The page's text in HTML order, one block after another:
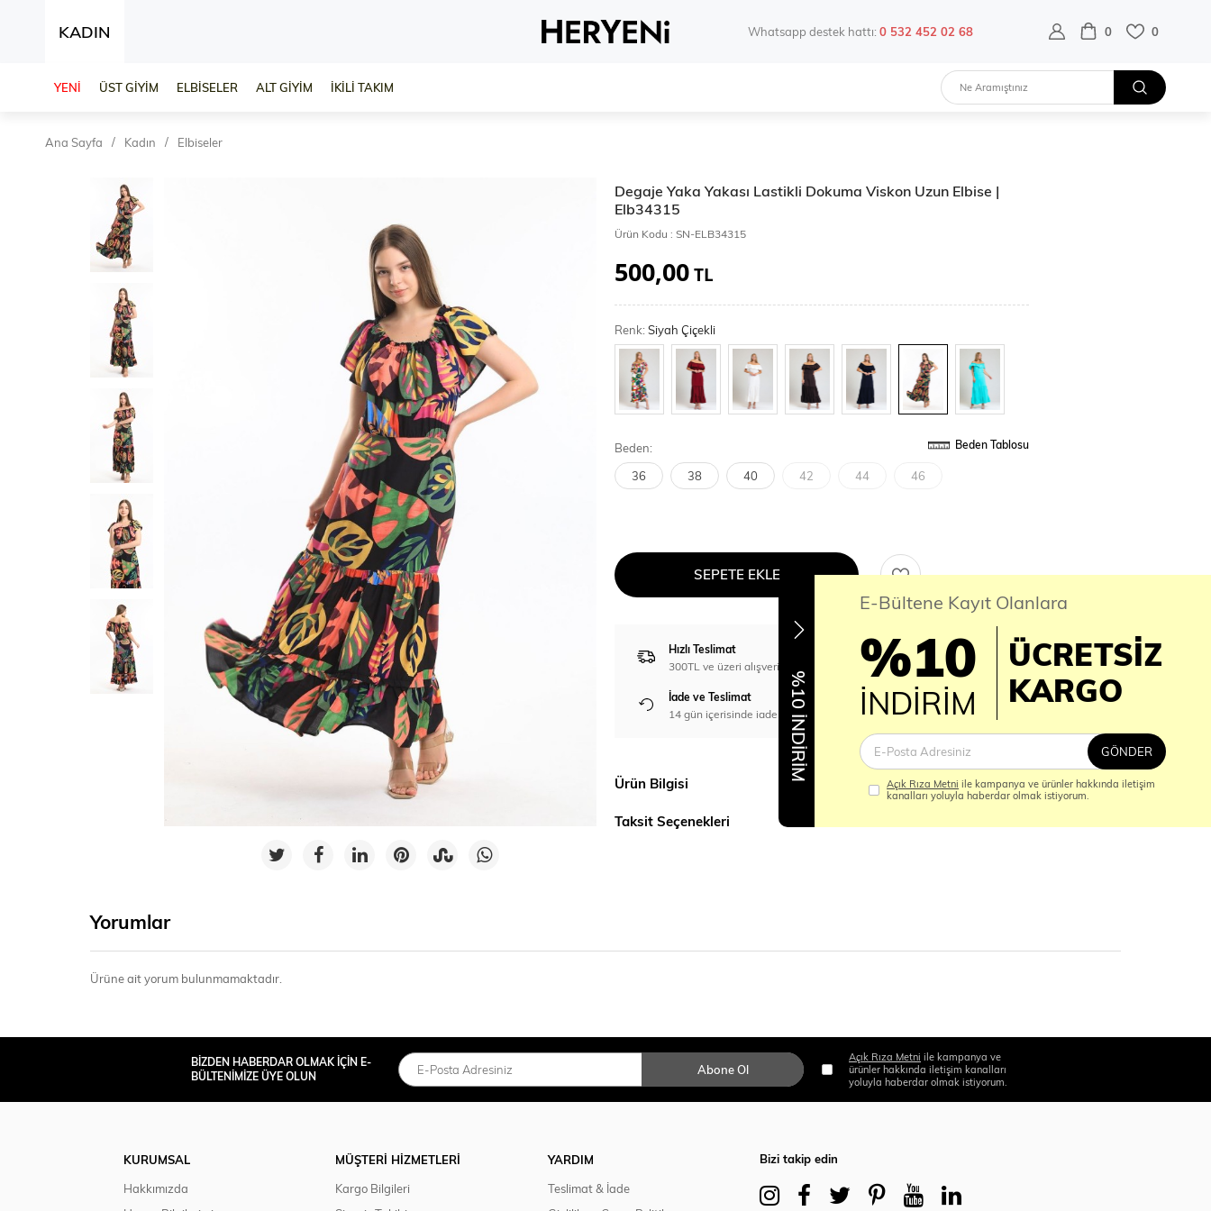
KADIN Whatsapp destek hattı:0 532 452 02 68 0 0
YENİ ÜST GİYİM ELBİSELER ALT GİYİM İKİLİ TAKIM
Ana Sayfa Kadın Elbiseler
Degaje Yaka Yakası Lastikli Dokuma Viskon Uzun Elbise |
Elb34315
Ürün Kodu : SN-ELB34315
500,00TL
Renk:Siyah Çiçekli
Beden: Beden Tablosu
36 38 40 42 44 46
SEPETE EKLE
Hızlı Teslimat
300TL ve üzeri alışverişlerde ÜCRETSİZ KARGO
İade ve Teslimat
14 gün içerisinde iade imkanı
Ürün Bilgisi
Taksit Seçenekleri
Yorumlar
Ürüne ait yorum bulunmamaktadır.
%10 İNDİRİM
E-Bültene Kayıt Olanlara
%10
İNDİRİM
ÜCRETSİZ
KARGO
GÖNDER
Açık Rıza Metni ile kampanya ve ürünler hakkında iletişim
kanalları yoluyla haberdar olmak istiyorum.
BİZDEN HABERDAR OLMAK İÇİN E-
BÜLTENİMİZE ÜYE OLUN
Abone Ol
Açık Rıza Metni ile kampanya ve
ürünler hakkında iletişim kanalları
yoluyla haberdar olmak istiyorum.
KURUMSAL
Hakkımızda
MÜŞTERİ HİZMETLERİ
Kargo Bilgileri
YARDIM
Teslimat & İade
Bizi takip edin